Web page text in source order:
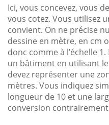
Ici, vous concevez, vous
vous cotez. Vous utilisez
convient. On ne précise
dessine en mètre, en cm
donc comme à l’échelle
un bâtiment en utilisant
devez représenter une
mètres. Vous indiquez
longueur de 10 et une
conversion